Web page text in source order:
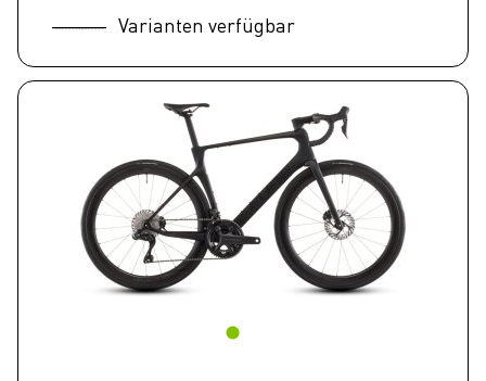
Varianten verfügbar